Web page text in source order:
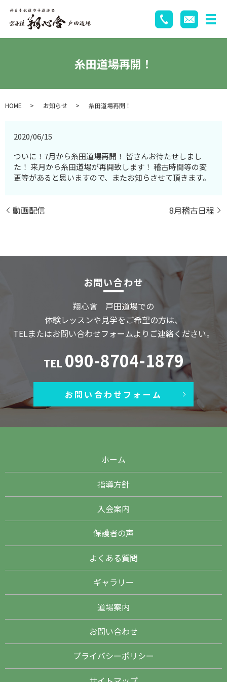
糸田道場再開！
HOME お知らせ 糸田道場再開！
2020/06/15
ついに！7月から糸田道場再開！ 皆さんお待たせしまし
た！ 来月から糸田道場が再開致します！ 稽古時間等の変
更等があると思いますので、またお知らさせて頂きます。
動画配信 8月稽古日程
お問い合わせ
翔心會 戸田道場での
体験レッスンや見学をご希望の方は、
TELまたはお問い合わせフォームよりご連絡ください。
TEL 090-8704-1879
お問い合わせフォーム
ホーム
指導方針
入会案内
保護者の声
よくある質問
ギャラリー
道場案内
お問い合わせ
プライバシーポリシー